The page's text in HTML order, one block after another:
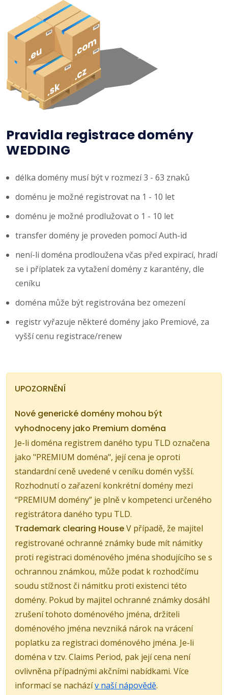
Pravidla registrace domény
WEDDING
délka domény musí být v rozmezí 3 - 63 znaků
doménu je možné registrovat na 1 - 10 let
doménu je možné prodlužovat o 1 - 10 let
transfer domény je proveden pomocí Auth-id
není-li doména prodloužena včas před expirací, hradí
se i příplatek za vytažení domény z karantény, dle
ceníku
doména může být registrována bez omezení
registr vyřazuje některé domény jako Premiové, za
vyšší cenu registrace/renew
UPOZORNĚNÍ
Nové generické domény mohou být
vyhodnoceny jako Premium doména
Je-li doména registrem daného typu TLD označena
jako "PREMIUM doména", její cena je oproti
standardní ceně uvedené v ceníku domén vyšší.
Rozhodnutí o zařazení konkrétní domény mezi
“PREMIUM domény” je plně v kompetenci určeného
registrátora daného typu TLD.
Trademark clearing HouseV případě, že majitel
registrované ochranné známky bude mít námitky
proti registraci doménového jména shodujícího se s
ochrannou známkou, může podat k rozhodčímu
soudu stížnost či námitku proti existenci této
domény. Pokud by majitel ochranné známky dosáhl
zrušení tohoto doménového jména, držiteli
doménového jména nevzniká nárok na vrácení
poplatku za registraci doménového jména. Je-li
doména v tzv. Claims Period, pak její cena není
ovlivněna případnými akčními nabídkami. Více
informací se nacházív naší nápovědě.